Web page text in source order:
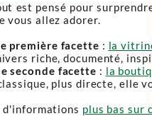
est pensé pour
vous allez adorer.
première facette : la
riche, documenté,
seconde facette : la
plus directe, elle
d'informations plus bas sur